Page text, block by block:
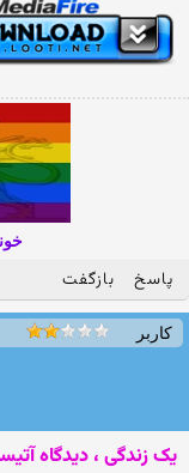
پاسخ بازگفت
کاربر
یک زندگی ، دیدگاه